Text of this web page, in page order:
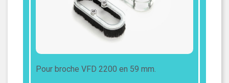
Pour broche VFD 2200 en 59 mm.